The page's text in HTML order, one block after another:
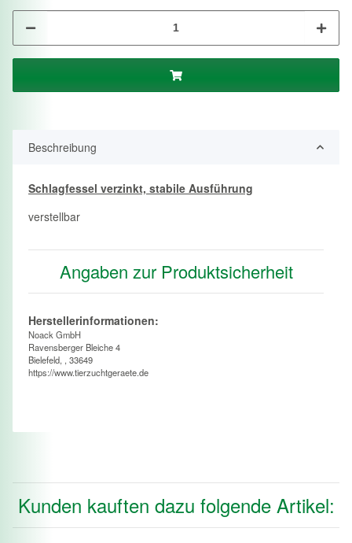
Beschreibung
Schlagfessel verzinkt, stabile Ausführung
verstellbar
Angaben zur Produktsicherheit
Herstellerinformationen:
Noack GmbH
Ravensberger Bleiche 4
Bielefeld, , 33649
https://www.tierzuchtgeraete.de
Kunden kauften dazu folgende Artikel: